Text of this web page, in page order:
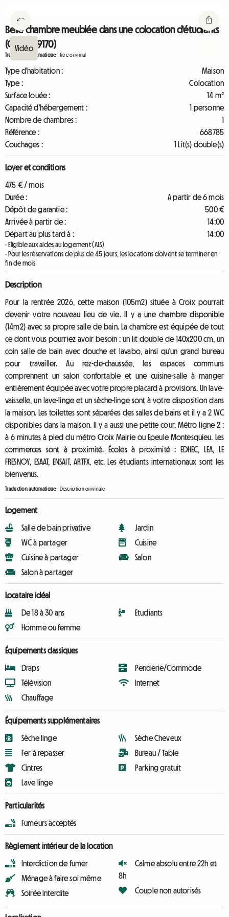
Belle chambre meublée dans une colocation d'étudiants
(Croix - 59170)
Traduction automatique-Titre original
Type d'habitation :
Maison
Type :
Colocation
Surface louée :
14 m²
Capacité d'hébergement :
1 personne
Nombre de chambres :
1
Référence :
668785
Couchages :
1 Lit(s) double(s)
Loyer et conditions
475 € / mois
Durée :
A partir de 6 mois
Dépôt de garantie :
500 €
Arrivée à partir de :
14:00
Départ au plus tard à :
14:00
- Eligible aux aides au logement (ALS)
- Pour les réservations de plus de 45 jours, les locations doivent se terminer en
fin de mois
Description
Pour la rentrée 2026, cette maison (105m2) située à Croix pourrait
devenir votre nouveau lieu de vie. Il y a une chambre disponible
(14m2) avec sa propre salle de bain. La chambre est équipée de tout
ce dont vous pourriez avoir besoin : un lit double de 140x200 cm, un
coin salle de bain avec douche et lavabo, ainsi qu'un grand bureau
pour travailler. Au rez-de-chaussée, les espaces communs
comprennent un salon confortable et une cuisine-salle à manger
entièrement équipée avec votre propre placard à provisions. Un lave-
vaisselle, un lave-linge et un sèche-linge sont à votre disposition dans
la maison. Les toilettes sont séparées des salles de bains et il y a 2 WC
disponibles dans la maison. Il y a aussi une petite cour. Métro ligne 2 :
à 6 minutes à pied du métro Croix Mairie ou Epeule Montesquieu. Les
commerces sont à proximité. Écoles à proximité : EDHEC, LEA, LE
FRESNOY, ESAAT, ENSAIT, ARTFX, etc. Les étudiants internationaux sont les
bienvenus.
Traduction automatique- Description originale
Logement
Salle de bain privative
WC à partager
Cuisine à partager
Salon à partager
Jardin
Cuisine
Salon
Locataire idéal
De 18 à 30 ans
Homme ou femme
Etudiants
Équipements classiques
Draps
Télévision
Chauffage
Penderie/Commode
Internet
Équipements supplémentaires
Sèche linge
Fer à repasser
Cintres
Lave linge
Sèche Cheveux
Bureau / Table
Parking gratuit
Particularités
Fumeurs acceptés
Règlement intérieur de la location
Interdiction de fumer
Ménage à faire soi même
Soirée interdite
Calme absolu entre 22h et
8h
Couple non autorisés